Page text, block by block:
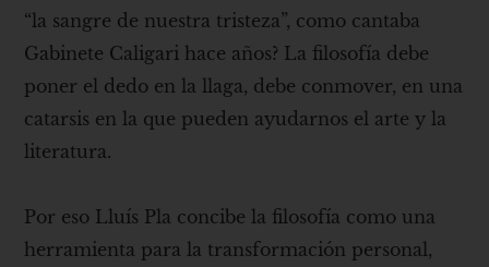
“la sangre de nuestra tristeza”, como cantaba
Gabinete Caligari hace años? La filosofía debe
poner el dedo en la llaga, debe conmover, en una
catarsis en la que pueden ayudarnos el arte y la
literatura.
Por eso Lluís Pla concibe la filosofía como una
herramienta para la transformación personal,